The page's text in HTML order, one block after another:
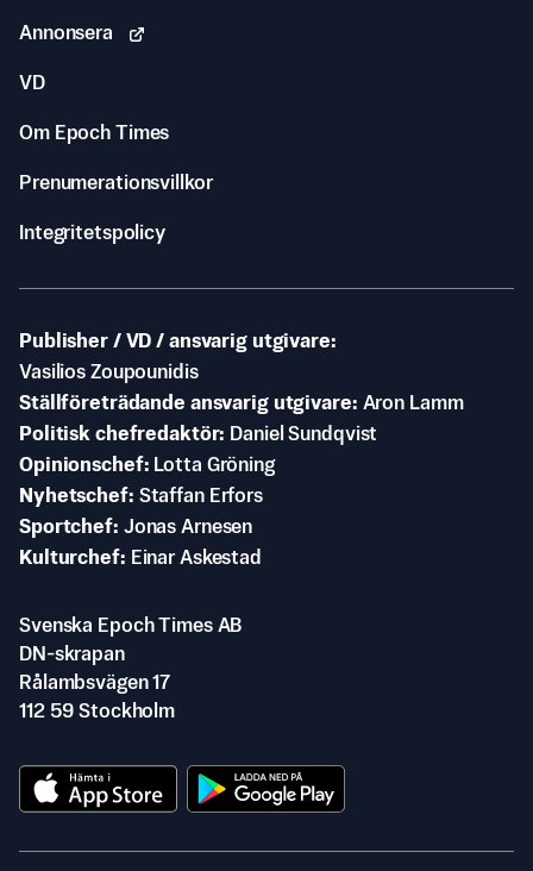
Annonsera
VD
Om Epoch Times
Prenumerationsvillkor
Integritetspolicy
Publisher / VD / ansvarig utgivare
Vasilios Zoupounidis
Ställföreträdande ansvarig utgivare Aron Lamm
Politisk chefredaktör
Daniel Sundqvist
Opinionschef
Lotta Gröning
Nyhetschef Staffan Erfors
Sportchef Jonas Arnesen
Kulturchef
Einar Askestad
Svenska Epoch Times AB
DN-skrapan
Rålambsvägen 17
112 59 Stockholm